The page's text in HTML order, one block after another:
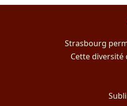
Strasbourg
Cette